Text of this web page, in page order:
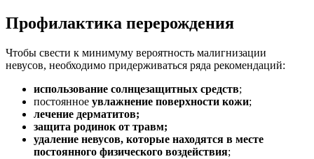
Профилактика перерождения
Чтобы свести к минимуму вероятность малигнизации
невусов, необходимо придерживаться ряда рекомендаций:
использование солнцезащитных средств;
постоянное увлажнение поверхности кожи;
лечение дерматитов;
защита родинок от травм;
удаление невусов, которые находятся в месте
постоянного физического воздействия;